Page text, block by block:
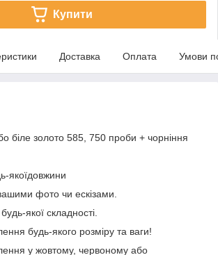
Купити
Доставка Оплата Умови
біле золото 585, 750 проби + чорніння
якоїдовжини
фото чи ескізами.
якої складності.
будь-якого розміру та ваги!
у жовтому, червоному або